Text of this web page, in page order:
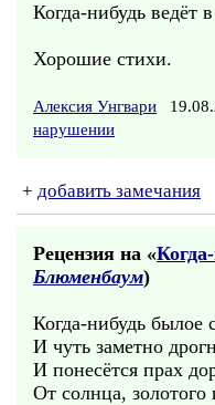
Когда-нибудь ведёт
Хорошие стихи.
Алексия Унгвари
нарушении
+ добавить замечания
Рецензия на «
Блюменбаум)
Когда-нибудь былое
И чуть заметно
И понесётся прах
От солнца, золотого